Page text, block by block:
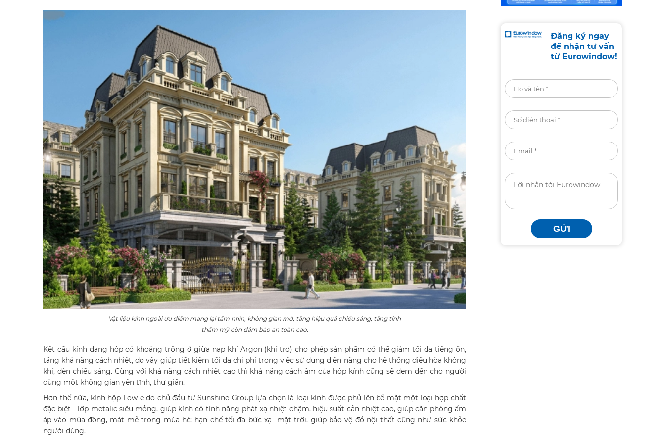
Vật liệu kính ngoài ưu điểm mang lại tầm nhìn, không gian mở, tăng hiệu quả chiếu sáng, tăng tính
thẩm mỹ còn đảm bảo an toàn cao.
Kết cấu kính dạng hộp có khoảng trống ở giữa nạp khí Argon (khí trơ) cho phép sản phẩm có thể giảm tối đa tiếng ồn,
tăng khả năng cách nhiệt, do vậy giúp tiết kiệm tối đa chi phí trong việc sử dụng điện năng cho hệ thống điều hòa không
khí, đèn chiếu sáng. Cùng với khả năng cách nhiệt cao thì khả năng cách âm của hộp kính cũng sẽ đem đến cho người
dùng một không gian yên tĩnh, thư giãn.
Hơn thế nữa, kính hộp Low-e do chủ đầu tư Sunshine Group lựa chọn là loại kính được phủ lên bề mặt một loại hợp chất
đặc biệt - lớp metalic siêu mỏng, giúp kính có tính năng phát xạ nhiệt chậm, hiệu suất cản nhiệt cao, giúp căn phòng ấm
áp vào mùa đông, mát mẻ trong mùa hè; hạn chế tối đa bức xạ mặt trời, giúp bảo vệ đồ nội thất cũng như sức khỏe
người dùng.
Đăng ký ngay
để nhận tư vấn
từ Eurowindow!
GỬI